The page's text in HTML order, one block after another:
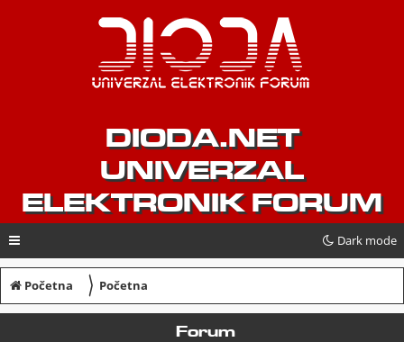
DIODA.NET
UNIVERZAL
ELEKTRONIK FORUM
Dark mode
Početna 〉 Početna
Forum